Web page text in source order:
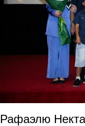
Рафаэлю